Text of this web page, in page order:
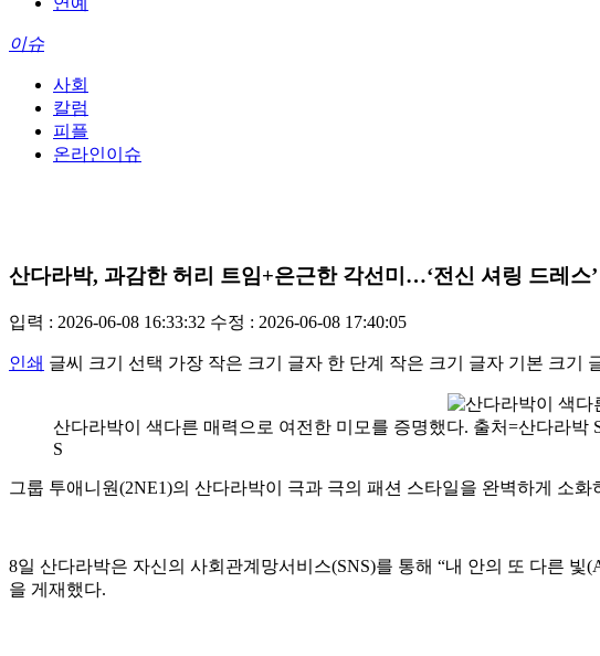
이슈
사회
칼럼
피플
온라인이슈
산다라박, 과감한 허리 트임+은근한 각선미…‘전신 셔링 드레
입력 : 2026-06-08 16:33:32 수정 : 2026-06-08 17:40:05
인쇄 글씨 크기 선택 가장 작은 크기 글자 한 단계 작은 크기 글자 기본 크기
산다라박이 색다른 매력으로 여전한 미모를 증명했다. 출처=산다라박
S
그룹 투애니원(2NE1)의 산다라박이 극과 극의 패션 스타일을 완벽하게 소
8일 산다라박은 자신의 사회관계망서비스(SNS)를 통해 “내 안의 또 다른 빛
을 게재했다.